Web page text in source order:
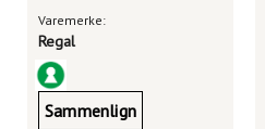
Varemerke:
Regal
Sammenlign